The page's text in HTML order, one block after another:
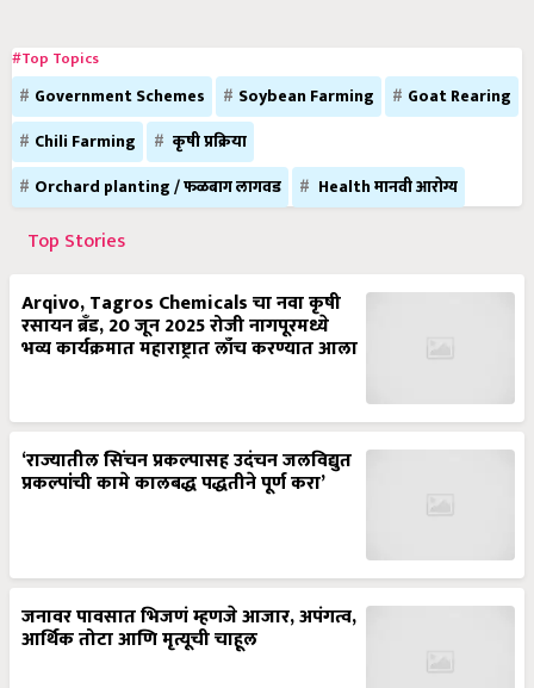
#Top Topics
Government Schemes Soybean Farming
Goat Rearing
Chili Farming
कृषी प्रक्रिया
Orchard planting / फळबाग लागवड
Health मानवी आरोग्य
Top Stories
Arqivo, Tagros Chemicals चा नवा कृषी
रसायन ब्रँड, 20 जून 2025 रोजी नागपूरमध्ये
भव्य कार्यक्रमात महाराष्ट्रात लाँच करण्यात आला
‘राज्यातील सिंचन प्रकल्पासह उदंचन जलविद्युत
प्रकल्पांची कामे कालबद्ध पद्धतीने पूर्ण करा’
जनावर पावसात भिजणं म्हणजे आजार, अपंगत्व,
आर्थिक तोटा आणि मृत्यूची चाहूल